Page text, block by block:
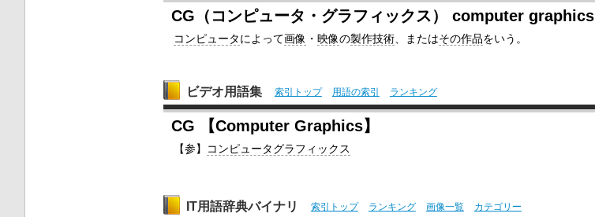
CG（コンピュータ・グラフィックス） computer graphics
コンピュータによって画像 ・ 映像の製作技術、またはその作品をいう。
ビデオ用語集 索引トップ 用語の索引 ランキング
CG 【Computer Graphics】
【参】 コンピュータグラフィックス
IT用語辞典バイナリ 索引トップ ランキング 画像一覧 カテゴリー